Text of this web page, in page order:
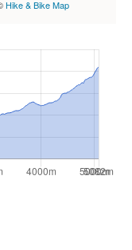
Hike & Bike Map